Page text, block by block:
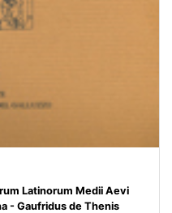
Latinorum Medii Aevi
- Gaufridus de Thenis